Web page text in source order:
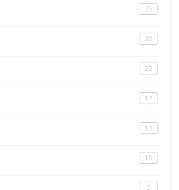
25
26
29
17
13
15
2